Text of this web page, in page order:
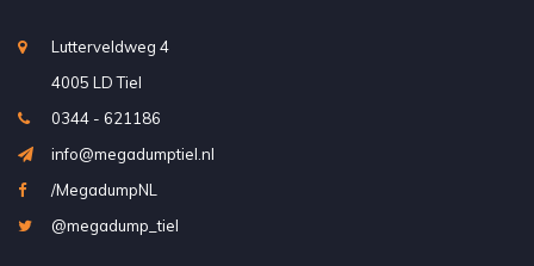
Lutterveldweg 4
4005 LD Tiel
0344 - 621186
info@megadumptiel.nl
/MegadumpNL
@megadump_tiel